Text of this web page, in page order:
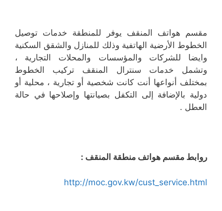
مقسم هواتف المنقف يوفر للمنطقة خدمات توصيل
الخطوط الأرضية الهاتفية وذلك للمنازل والشقق السكنية
وايضا للشركات والمؤسسات والمحلات التجارية ،
وتشمل خدمات سنترال المنقف تركيب الخطوط
بمختلف أنواعها أنت كانت شخصية أو تجارية ، محلية أو
دولية بالإضافة إلى التكفل بصيانتها وإصلاحها في حالة
العطل .
روابط مقسم هواتف منطقة المنقف :
http://moc.gov.kw/cust_service.html